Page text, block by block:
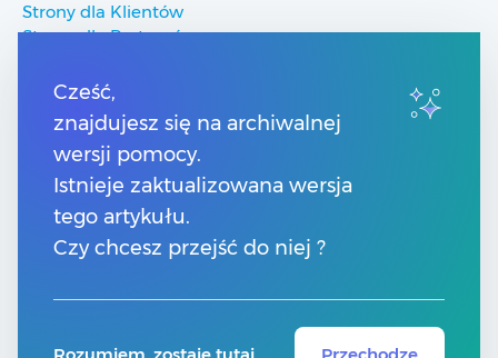
Strony dla Klientów
Strony dla Partnerów
Pomoc Comarch Betterfly
Pomoc Comarch e-Sklep
Pomoc Comarch HRM
Kontakt
Numery telefonów
Znajdź Partnera Comarch
Cześć,
znajdujesz się na archiwalnej
wersji pomocy.
Istnieje zaktualizowana wersja
tego artykułu.
Czy chcesz przejść do niej ?